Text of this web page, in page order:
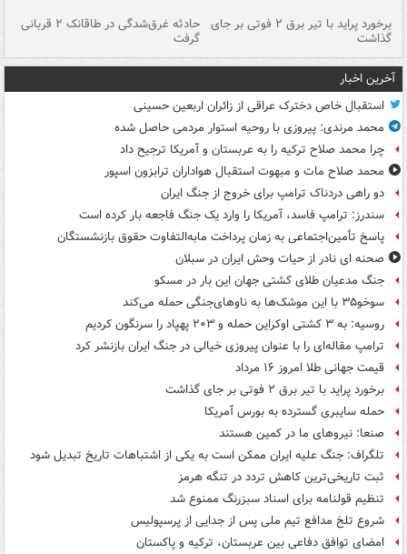
برخورد پراید با تیر برق ۲ فوتی بر جای
گذاشت
حادثه غرق‌شدگی در طاقانک ۲ قربانی
گرفت
آخرین اخبار
استقبال خاص دخترک عراقی از زائران اربعین حسینی
محمد مرندی: پیروزی با روحیه استوار مردمی حاصل شده
چرا محمد صلاح ترکیه را به عربستان و آمریکا ترجیح داد
محمد صلاح مات و مبهوت استقبال هواداران ترابزون اسپور
دو راهی دردناک ترامپ برای خروج از جنگ ایران
سندرز: ترامپ فاسد، آمریکا را وارد یک جنگ فاجعه بار کرده است
پاسخ تأمین‌اجتماعی به زمان پرداخت مابه‌التفاوت حقوق بازنشستگان
صحنه ای نادر از حیات وحش ایران در سبلان
جنگ مدعیان طلای کشتی جهان این بار در مسکو
سوخو۳۵ با این موشک‌ها به ناوهای‌جنگی حمله می‌کند
روسیه: به ۳ کشتی اوکراین حمله و ۲۰۳ پهپاد را سرنگون کردیم
ترامپ مقاله‌ای را با عنوان پیروزی خیالی در جنگ ایران بازنشر کرد
قیمت جهانی طلا امروز ۱۶ مرداد
برخورد پراید با تیر برق ۲ فوتی بر جای گذاشت
حمله سایبری گسترده به بورس آمریکا
صنعا: نیروهای ما در کمین‌ هستند
تلگراف: جنگ علیه ایران ممکن است به یکی از اشتباهات تاریخ تبدیل شود
ثبت تاریخی‌ترین کاهش تردد در تنگه هرمز
تنظیم قولنامه برای اسناد سبزرنگ ممنوع شد
شروع تلخ مدافع تیم ملی پس از جدایی از پرسپولیس
امضای توافق دفاعی بین عربستان، ترکیه و پاکستان